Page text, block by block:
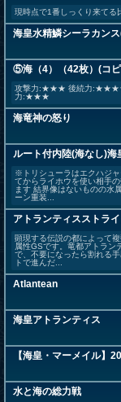
現時点で1番しっくり来てる
海皇水精鱗シーラカン
⑤海（4）（42枚）(コ
攻撃力:★★★ 後続力
力:★★★
海竜神の怒り
ルート付内陸(海なし)海
※トリシューラはエクハジ
てからライホウを使い相手
ます 結界像はないものの水
ーン重装...
アトランティスストラ
顕現する伝説の都によって
属性GSです。竜都アトラン
で、不要になったら割れる
トで進んだ...
Atlantean
海皇アトランティス
【海皇・マーメイル】
水と海の総力戦